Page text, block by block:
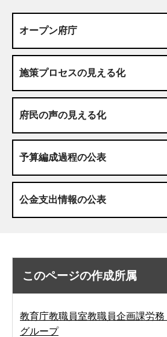
オープン府庁
施策プロセスの見える化
府民の声の見える化
予算編成過程の公表
公金支出情報の公表
このページの作成所属
教育庁教職員室教職員企画課労
グループ